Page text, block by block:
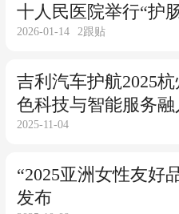
十人民医院举行“护
万家安”专场活动
2026-01-14 2跟贴
吉利汽车护航2025
色科技与智能服务
2025-11-04
“2025亚洲女性友好
发布